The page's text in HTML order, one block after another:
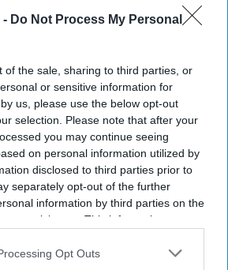
- Do Not Process My Personal
of the sale, sharing to third parties, or
or sensitive information for
us, please use the below opt-out
selection. Please note that after your
you may continue seeing
on personal information utilized by
disclosed to third parties prior to
separately opt-out of the further
information by third parties on the
participants. This information may
that may further disclose it to other
Opt Outs
પર વધેલી સૌજન્યપૂર્ણ સેવા,
પર વધુ ઝડપી પ્રતિસાદ અને સ્વિમિંગ
વધારો થવાના કારણો છે. ઉપરાંત,
સાધનોએ પણ તેમાં મહત્વપૂર્ણ
મુજબ, કુલ મહેમાન સંતોષ 13
665 થયો છે. ચૂકવેલી કિંમતની
મોટો વધારો (18 પોઇન્ટ) નોંધાયો,
તથા હોટેલની સુવિધાઓ બંનેમાં 14
એ પણ જાણવા મળ્યું
સ્માર્ટ ટીવી હવે મહેમાનોની
રહ્યા છે. આવી સુવિધા ધરાવતી